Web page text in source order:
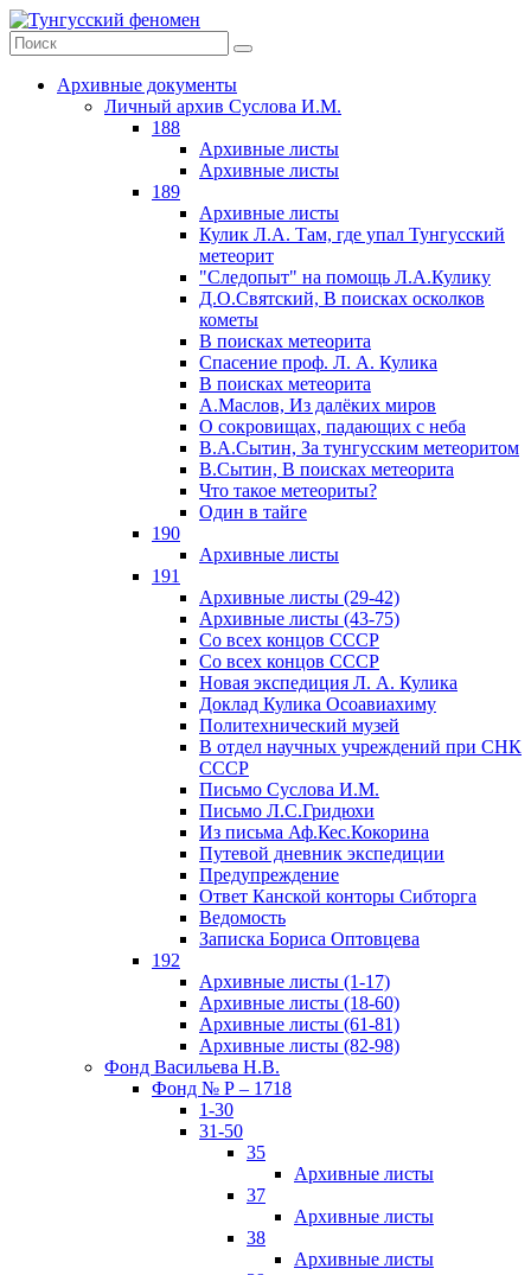
Архивные документы
Личный архив Суслова И.М.
188
Архивные листы
Архивные листы
189
Архивные листы
Кулик Л.А. Там, где упал Тунгусский
метеорит
"Следопыт" на помощь Л.А.Кулику
Д.О.Святский, В поисках осколков
кометы
В поисках метеорита
Спасение проф. Л. А. Кулика
В поисках метеорита
А.Маслов, Из далёких миров
О сокровищах, падающих с неба
В.А.Сытин, За тунгусским метеоритом
В.Сытин, В поисках метеорита
Что такое метеориты?
Один в тайге
190
Архивные листы
191
Архивные листы (29-42)
Архивные листы (43-75)
Со всех концов СССР
Со всех концов СССР
Новая экспедиция Л. А. Кулика
Доклад Кулика Осоавиахиму
Политехнический музей
В отдел научных учреждений при СНК
СССР
Письмо Суслова И.М.
Письмо Л.С.Гридюхи
Из письма Аф.Кес.Кокорина
Путевой дневник экспедиции
Предупреждение
Ответ Канской конторы Сибторга
Ведомость
Записка Бориса Оптовцева
192
Архивные листы (1-17)
Архивные листы (18-60)
Архивные листы (61-81)
Архивные листы (82-98)
Фонд Васильева Н.В.
Фонд № Р – 1718
1-30
31-50
35
Архивные листы
37
Архивные листы
38
Архивные листы